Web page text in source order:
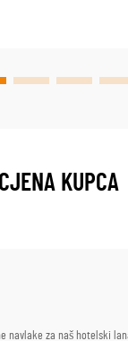
KUPCA
navlake za naš hotelski